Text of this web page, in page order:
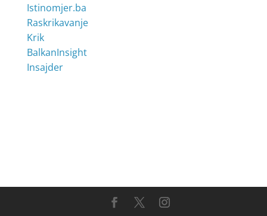
Istinomjer.ba
Raskrikavanje
Krik
BalkanInsight
Insajder